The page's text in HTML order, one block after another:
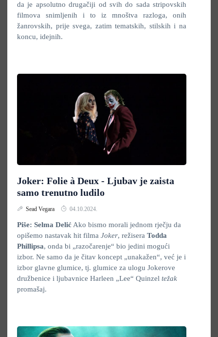
da je apsolutno drugačiji od svih do sada stripovskih
filmova snimljenih i to iz mnoštva razloga, onih
žanrovskih, prije svega, zatim tematskih, stilskih i na
koncu, idejnih.
Joker: Folie à Deux - Ljubav je zaista
samo trenutno ludilo
Sead Vegara 04.10.2024.
Piše: Selma Delić Ako bismo morali jednom rječju da
opišemo nastavak hit filma Joker, režisera Todda
Phillipsa, onda bi „razočarenje“ bio jedini mogući
izbor. Ne samo da je čitav koncept „unakažen“, već je i
izbor glavne glumice, tj. glumice za ulogu Jokerove
družbenice i ljubavnice Harleen „Lee“ Quinzel težak
promašaj.